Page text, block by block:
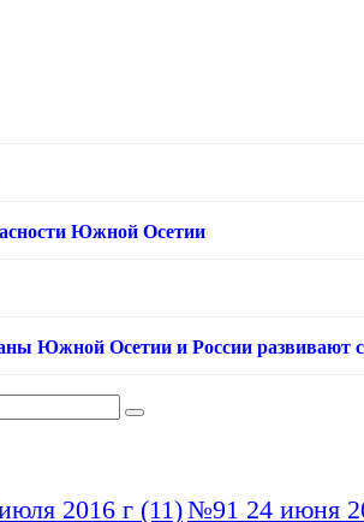
Южной Осетии
Южной Осетии и России развивают
2016 г (11)№91 24 июня